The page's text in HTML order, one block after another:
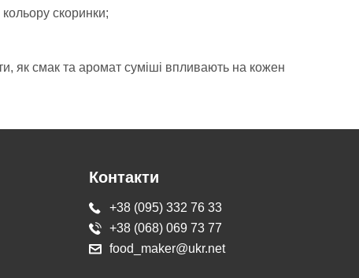
скоринки;
як смак та аромат суміші впливають на кожен
Контакти
+38 (095) 332 76 33
+38 (068) 069 73 77
food_maker@ukr.net